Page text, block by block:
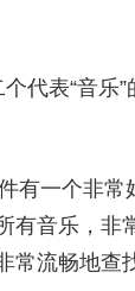
代表“音乐
有一个非常
有音乐，非
常流畅地查